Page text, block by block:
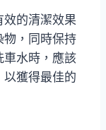
的清潔效果
物，同時保持
車水時，應該
以獲得最佳的